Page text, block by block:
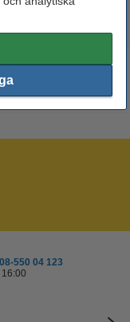
550 04 123